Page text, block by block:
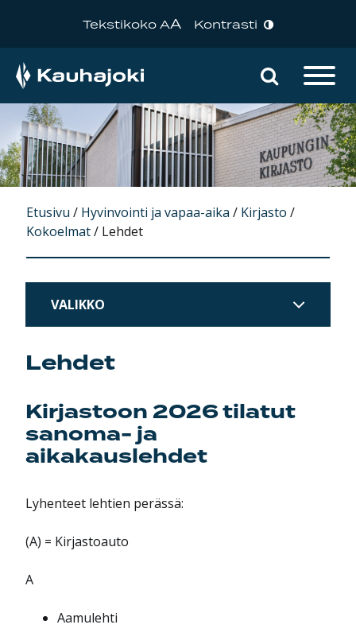
Tekstikoko AA Kontrasti
Päävalikko Hae
Etusivu / Hyvinvointi ja vapaa-aika / Kirjasto /
Kokoelmat/ Lehdet
VALIKKO
Lehdet
Kirjastoon 2026 tilatut
sanoma- ja
aikakauslehdet
Lyhenteet lehtien perässä:
(A) = Kirjastoauto
A
Aamulehti